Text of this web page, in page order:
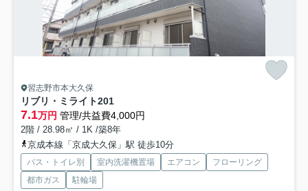
習志野市本大久保
リブリ・ミライト201
7.1万円 管理/共益費4,000円
2階 / 28.98㎡ / 1K /築8年
京成本線「京成大久保」駅 徒歩10分
バス・トイレ別 室内洗濯機置場 エアコン
フローリング
都市ガス
駐輪場